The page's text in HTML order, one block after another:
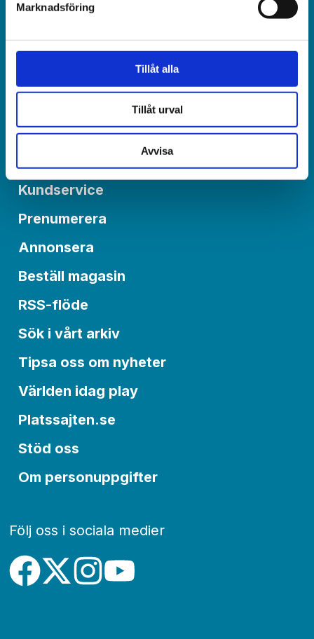
Marknadsföring
Tillåt alla
Tillåt urval
Avvisa
Redaktionen:
Världen idag, Box 6015
Kundservice
Prenumerera
Annonsera
Beställ magasin
RSS-flöde
Sök i vårt arkiv
Tipsa oss om nyheter
Världen idag play
Platssajten.se
Stöd oss
Om personuppgifter
Följ oss i sociala medier